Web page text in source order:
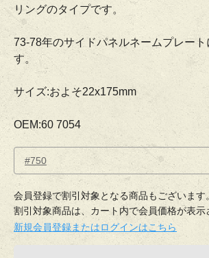
リングのタイプです。
73-78年のサイドパネルネームプレー
す。
サイズ:およそ22x175mm
OEM:60 7054
#750
会員登録で割引対象となる商品もございます
割引対象商品は、カート内で会員価格が表示
新規会員登録またはログインはこちら